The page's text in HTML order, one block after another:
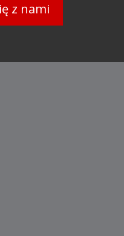
z nami